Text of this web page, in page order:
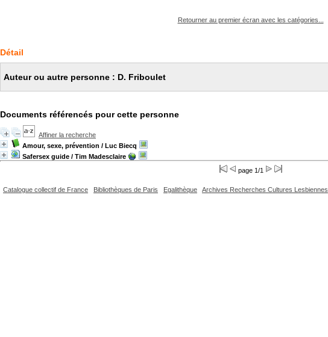
Retourner au premier écran avec les catégories...
Détail
Auteur ou autre personne : D. Friboulet
Documents référencés pour cette personne
Affiner la recherche
Amour, sexe, prévention / Luc Biecq
Safersex guide / Tim Madesclaire
page 1/1
Catalogue collectif de France Bibliothèques de Paris Egalithèque Archives Recherches Cultures Lesbiennes